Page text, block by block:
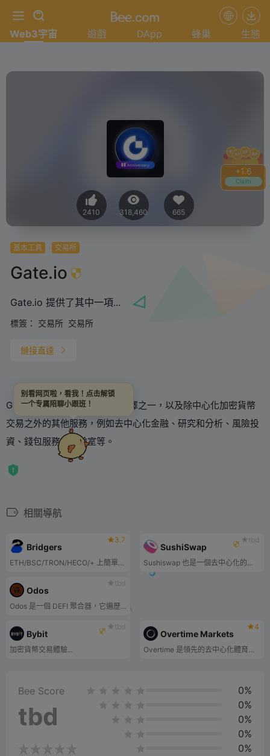
+1.6
Claim
Web3宇宙 遊戲 DApp 蜂巢 生態
2410 318,460 665
基本工具 交易所
Gate.io
Gate.io 提供了其中一項...
標簽： 交易所 交易所
鏈接直達
Gate.io 提供最大的加密資產選擇之一，以及除中心化加密貨幣
交易之外的其他服務，例如去中心化金融、研究和分析、風險投
資、錢包服務、實驗室等。
相關導航
3.7
Bridgers
ETH/BSC/TRON/HECO/+ 上簡單、安全的跨鏈交換。
tbd
SushiSwap
Sushiswap 也是一個去中心化的...
tbd
Odos
Odos 是一個 DEFI 聚合器，它遍歷大量可能的代幣交換組合和非線性路徑，為用戶提供更大的節省
tbd
Bybit
加密貨幣交易體驗...
4
Overtime Markets
Overtime 是領先的去中心化體育平台 用戶可以交易他們最喜歡的運動隊的位置 AMM 由 Thales 構建並通過 Chainlink 提供
Bee Score
tbd
0%
0%
0%
0%
0%
别看网页啦，看我！点击解锁
一个专属陪聊小跟班！